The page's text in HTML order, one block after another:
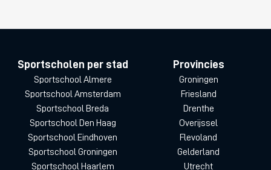
Sportscholen per stad
Sportschool Almere
Sportschool Amsterdam
Sportschool Breda
Sportschool Den Haag
Sportschool Eindhoven
Sportschool Groningen
Sportschool Haarlem
Provincies
Groningen
Friesland
Drenthe
Overijssel
Flevoland
Gelderland
Utrecht